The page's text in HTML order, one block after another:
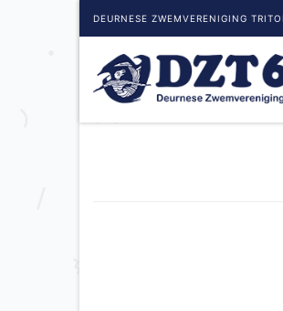
DEURNESE ZWEMVERENIGING